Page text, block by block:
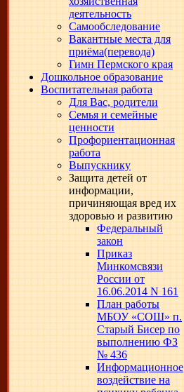
деятельность
Самообследование
Вакантные места для
приёма(перевода)
Гимн Пермского края
Дошкольное образование
Воспитательная работа
Для Вас, родители
Семья и семейные
ценности
Профориентационная
работа
Выпускнику
Защита детей от
информации,
причиняющая вред их
здоровью и развитию
Федеральный
закон
Приказ
Минкомсвязи
России от
16.06.2014 N 161
План работы
МБОУ «СОШ» п.
Старый Бисер по
выполнению ФЗ
№ 436
Информационное
воздействие на